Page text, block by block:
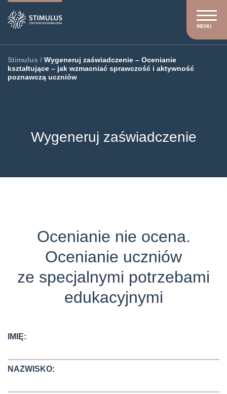
MENU
Stimulus / Wygeneruj zaświadczenie – Ocenianie
kształtujące – jak wzmacniać sprawczość i aktywność
poznawczą uczniów
Wygeneruj zaświadczenie
Ocenianie nie ocena.
Ocenianie uczniów
ze specjalnymi potrzebami
edukacyjnymi
IMIĘ:
NAZWISKO: